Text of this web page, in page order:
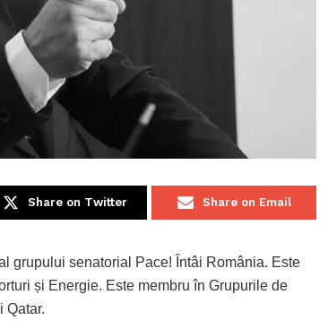
Share on Twitter Share on Email
grupului senatorial Pace! Întâi România. Este
și Energie. Este membru în Grupurile de
Qatar.